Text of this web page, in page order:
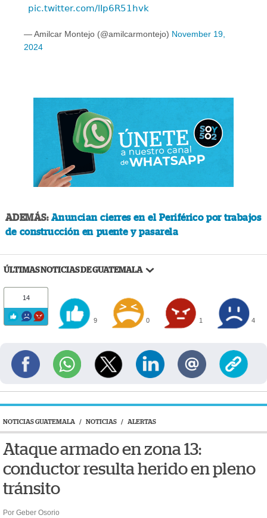
pic.twitter.com/lIp6R51hvk
— Amilcar Montejo (@amilcarmontejo) November 19,
2024
ADEMÁS: Anuncian cierres en el Periférico por trabajos
de construcción en puente y pasarela
ÚLTIMAS NOTICIAS DE GUATEMALA
14
9 0 1 4
NOTICIAS GUATEMALA / NOTICIAS / ALERTAS
Ataque armado en zona 13:
conductor resulta herido en pleno
tránsito
Por Geber Osorio